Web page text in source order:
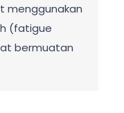
menggunakan
(fatigue
bermuatan